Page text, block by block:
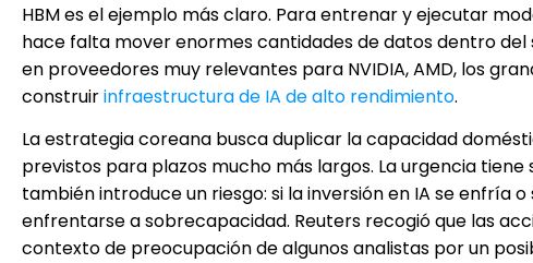
HBM es el ejemplo más claro. Para entrenar y ejecutar
hace falta mover enormes cantidades de datos dentro del
en proveedores muy relevantes para NVIDIA, AMD, los
construirinfraestructura de IA de alto rendimiento.
La estrategia coreana busca duplicar la capacidad
previstos para plazos mucho más largos. La urgencia
también introduce un riesgo: si la inversión en IA se enfría
enfrentarse a sobrecapacidad. Reuters recogió que las
contexto de preocupación de algunos analistas por un